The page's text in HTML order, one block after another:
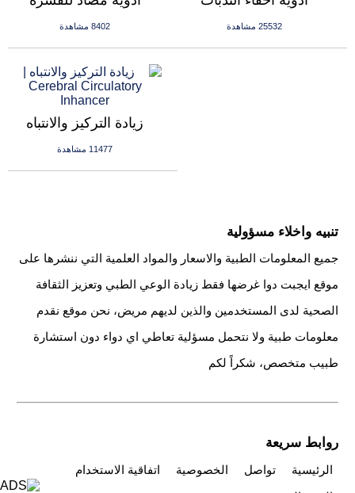
8402 مشاهدة 25532 مشاهدة
زيادة التركيز والانتباه
11477 مشاهدة
تنبيه واخلاء مسؤولية
جميع المعلومات الطبية والاسعار والمواد العلمية التي ننشرها على
موقع ايجبت دوا غرضها فقط زيادة الوعي الطبي وتعزيز الثقافة
الصحية لدى المستخدمين والذين لديهم مريض، نحن موقع نقدم
معلومات طبية ولا نتحمل مسؤلية تعاطي اي دواء دون استشارة
طبيب متخصص، شكراً لكم
روابط سريعة
الرئيسية تواصل الخصوصية
اتفاقية الاستخدام